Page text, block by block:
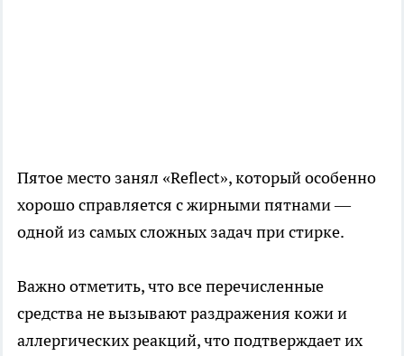
Пятое место занял «Reflect», который особенно
хорошо справляется с жирными пятнами —
одной из самых сложных задач при стирке.
Важно отметить, что все перечисленные
средства не вызывают раздражения кожи и
аллергических реакций, что подтверждает их